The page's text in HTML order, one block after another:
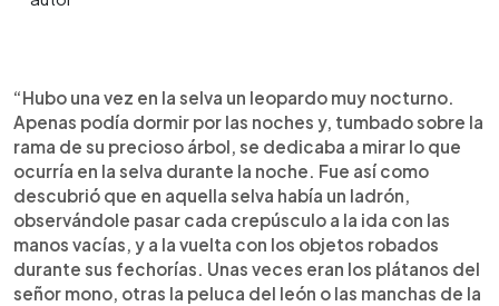
Escuchar artículo
“Hubo una vez en la selva un leopardo muy nocturno.
Apenas podía dormir por las noches y, tumbado sobre la
rama de su precioso árbol, se dedicaba a mirar lo que
ocurría en la selva durante la noche. Fue así como
descubrió que en aquella selva había un ladrón,
observándole pasar cada crepúsculo a la ida con las
manos vacías, y a la vuelta con los objetos robados
durante sus fechorías. Unas veces eran los plátanos del
señor mono, otras la peluca del león o las manchas de la